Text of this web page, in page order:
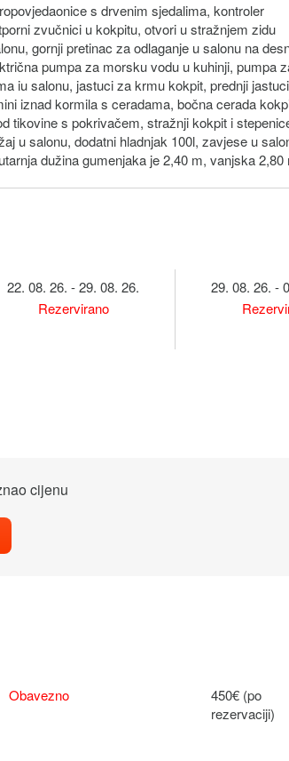
s drvenim sjedalima, kontroler
zvučnici u kokpitu, otvori u stražnjem zidu
gornji pretinac za odlaganje u salonu na
pumpa za morsku vodu u kuhinji, pumpa
iu salonu, jastuci za krmu kokpit, prednji
iznad kormila s ceradama, bočna cerada
tikovine s pokrivačem, stražnji kokpit i
u salonu, dodatni hladnjak 100l, zavjese u
dužina gumenjaka je 2,40 m, vanjska 2,80
22. 08. 26. - 29. 08. 26.
Rezervirano
29. 08. 26. -
cijenu
Obavezno
450€ (po
rezervaciji)